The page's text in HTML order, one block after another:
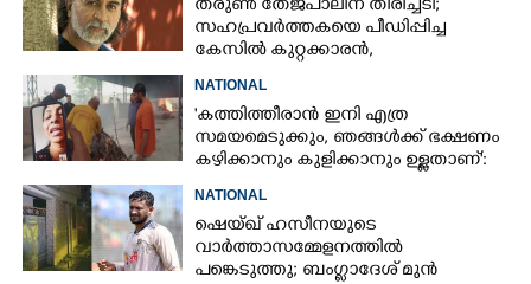
തരുൺ തേജ്പാലിന് തിരിച്ചടി;
സഹപ്രവർത്തകയെ പീഡിപ്പിച്ച
കേസിൽ കുറ്റക്കാരൻ,
NATIONAL
'കത്തിത്തീരാൻ ഇനി എത്ര
സമയമെടുക്കും, ഞങ്ങൾക്ക് ഭക്ഷണം
കഴിക്കാനും കുളിക്കാനും ഉള്ളതാണ്':
മക്കൾ
NATIONAL
ഷെയ്ഖ് ഹസീനയുടെ
വാർത്താസമ്മേളനത്തിൽ
പങ്കെടുത്തു; ബംഗ്ലാദേശ് മുൻ